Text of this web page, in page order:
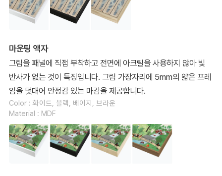
마운팅 액자
그림을 패널에 직접 부착하고 전면에 아크릴을 사용하지 않아 빛
반사가 없는 것이 특징입니다. 그림 가장자리에 5mm의 얇은 프레
임을 덧대어 안정감 있는 마감을 제공합니다.
Color : 화이트, 블랙, 베이지, 브라운
Material : MDF